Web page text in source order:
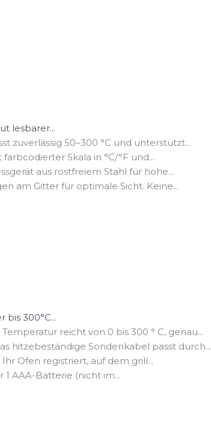
lesbarer...
zuverlässig 50–300 °C und unterstützt...
Skala in °C/°F und...
aus rostfreiem Stahl für hohe...
am Gitter für optimale Sicht. Keine...
300°C...
reicht von 0 bis 300 ° C, genau...
hitzebeständige Sondenkabel passt durch...
Ofen registriert, auf dem grill...
AAA-Batterie (nicht im...